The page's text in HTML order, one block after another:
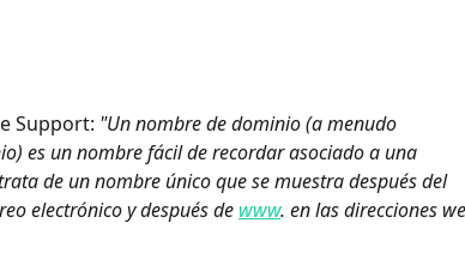
Support: "Un nombre de dominio (a menudo
es un nombre fácil de recordar asociado a una
de un nombre único que se muestra después del
electrónico y después de www. en las direcciones